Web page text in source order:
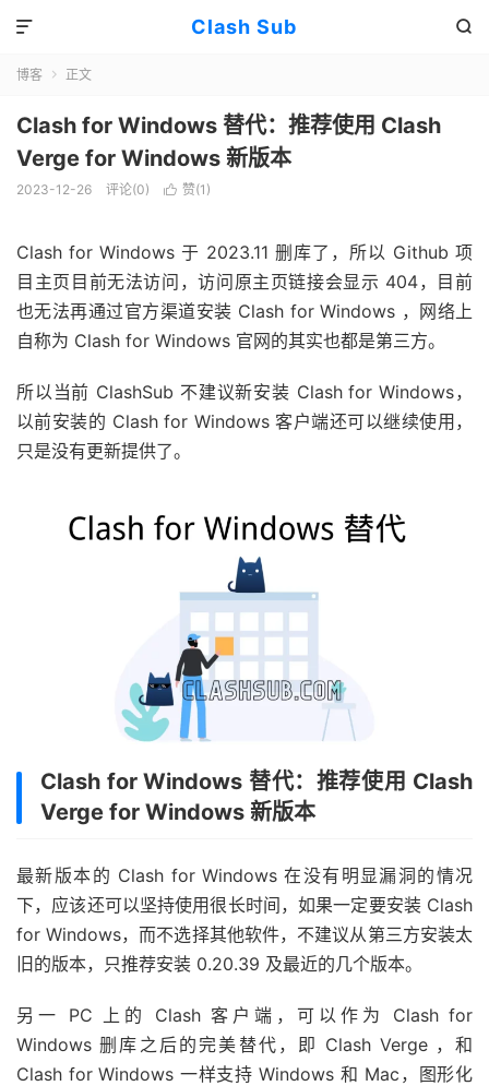
Clash Sub 

博客  正文
Clash for Windows 替代：推荐使用 Clash
Verge for Windows 新版本
2023-12-26 评论(0)  赞(1 )
Clash for Windows 于 2023.11 删库了，所以 Github 项
目主页目前无法访问，访问原主页链接会显示 404，目前
也无法再通过官方渠道安装 Clash for Windows ，网络上
自称为 Clash for Windows 官网的其实也都是第三方。
所以当前 ClashSub 不建议新安装 Clash for Windows，
以前安装的 Clash for Windows 客户端还可以继续使用，
只是没有更新提供了。
Clash for Windows 替代：推荐使用 Clash
Verge for Windows 新版本
最新版本的 Clash for Windows 在没有明显漏洞的情况
下，应该还可以坚持使用很长时间，如果一定要安装 Clash
for Windows，而不选择其他软件，不建议从第三方安装太
旧的版本，只推荐安装 0.20.39 及最近的几个版本。
另一 PC 上的 Clash 客户端，可以作为 Clash for
Windows 删库之后的完美替代，即 Clash Verge ，和
Clash for Windows 一样支持 Windows 和 Mac，图形化